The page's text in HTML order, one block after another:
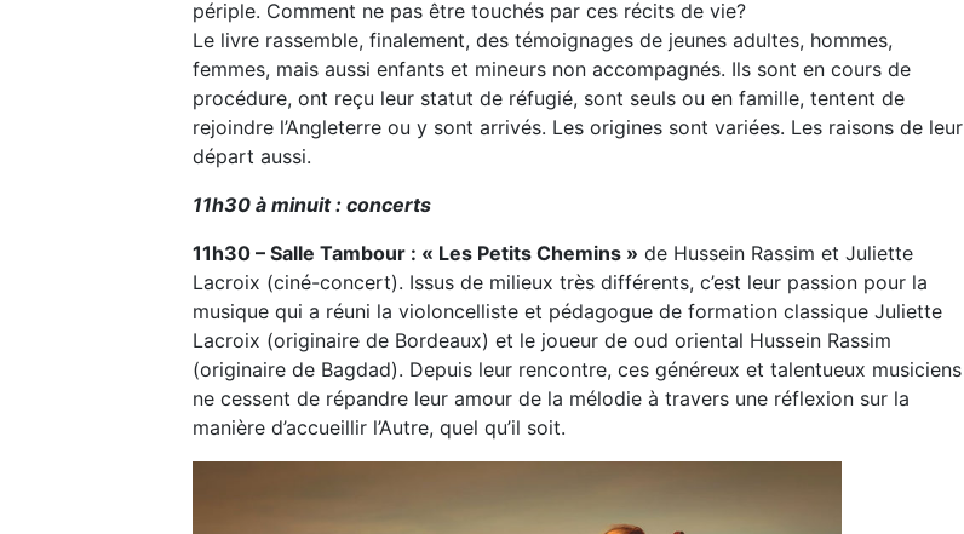
périple. Comment ne pas être touchés par ces récits de vie?
Le livre rassemble, finalement, des témoignages de jeunes adultes, hommes,
femmes, mais aussi enfants et mineurs non accompagnés. Ils sont en cours de
procédure, ont reçu leur statut de réfugié, sont seuls ou en famille, tentent de
rejoindre l’Angleterre ou y sont arrivés. Les origines sont variées. Les raisons de leur
départ aussi.
11h30 à minuit : concerts
11h30 – Salle Tambour : « Les Petits Chemins » de Hussein Rassim et Juliette
Lacroix (ciné-concert). Issus de milieux très différents, c’est leur passion pour la
musique qui a réuni la violoncelliste et pédagogue de formation classique Juliette
Lacroix (originaire de Bordeaux) et le joueur de oud oriental Hussein Rassim
(originaire de Bagdad). Depuis leur rencontre, ces généreux et talentueux musiciens
ne cessent de répandre leur amour de la mélodie à travers une réflexion sur la
manière d’accueillir l’Autre, quel qu’il soit.